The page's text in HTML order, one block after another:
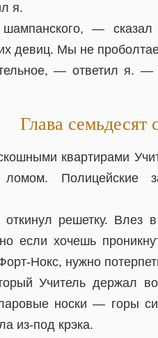
я.
—
девиц. Мы не
— ответил я. —
Глава семьдесят
квартирами
ломом.
откинул решетку.
если хочешь
Нокс, нужно
Учитель держал
носки — горы
из-под крэка.